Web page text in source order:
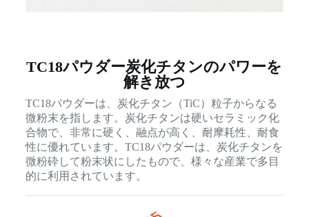
TC18パウダー炭化チタンのパワーを
解き放つ
TC18パウダーは、炭化チタン（TiC）粒子からなる
微粉末を指します。炭化チタンは硬いセラミック化
合物で、非常に硬く、融点が高く、耐摩耗性、耐食
性に優れています。TC18パウダーは、炭化チタンを
微粉砕して粉末状にしたもので、様々な産業で多目
的に利用されています。